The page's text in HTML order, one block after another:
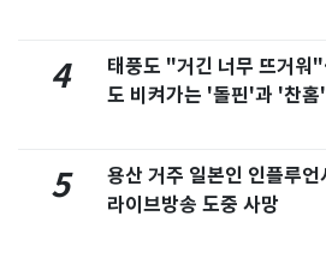
4
태풍도 "거긴 너무 뜨거
도 비켜가는 '돌핀'과 '찬홈'
5
용산 거주 일본인 인플루
라이브방송 도중 사망